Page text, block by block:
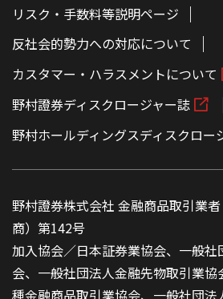
リスク・手数料等説明ページ
反社会的勢力への対応について
カスタマー・ハラスメントについて
野村證券ディスクロージャー誌
野村ホールディングスディスクロー
野村證券株式会社 金融商品取引業
商）第142号
加入協会／日本証券業協会、一般
会、一般社団法人金融先物取引業